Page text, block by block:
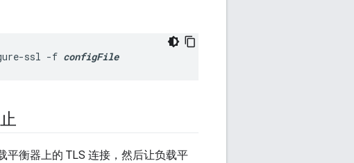
ssl -f configFile
平衡器上的 TLS 连接，然后让负载平